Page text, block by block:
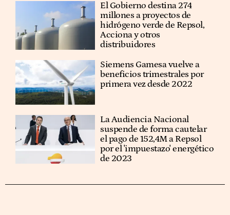
El Gobierno destina 274
millones a proyectos de
hidrógeno verde de Repsol,
Acciona y otros
distribuidores
Siemens Gamesa vuelve a
beneficios trimestrales por
primera vez desde 2022
La Audiencia Nacional
suspende de forma cautelar
el pago de 152,4M a Repsol
por el 'impuestazo' energético
de 2023